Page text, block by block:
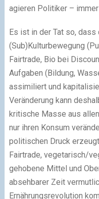
agieren Politiker –
Es ist in der Tat so,
(Sub)Kulturbewegung
Fairtrade, Bio bei
Aufgaben (Bildung,
assimiliert und
Veränderung kann
kritische Masse aus
nur ihren Konsum
politischen Druck
Fairtrade, vegetarisch/
gehobene Mittel und
absehbarer Zeit
Ernährungsrevolution